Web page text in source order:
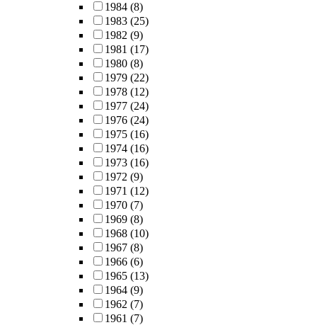
1984 (8)
1983 (25)
1982 (9)
1981 (17)
1980 (8)
1979 (22)
1978 (12)
1977 (24)
1976 (24)
1975 (16)
1974 (16)
1973 (16)
1972 (9)
1971 (12)
1970 (7)
1969 (8)
1968 (10)
1967 (8)
1966 (6)
1965 (13)
1964 (9)
1962 (7)
1961 (7)